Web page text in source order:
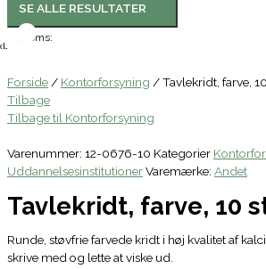
SE ALLE RESULTATER
Moms:
Forside/ Kontorforsyning / Tavlekridt, farve,
Tilbage
Tilbage til Kontorforsyning
Varenummer: 12-0676-10 Kategorier
UddannelsesinstitutionerVaremærke: Andet
Tavlekridt, farve, 10
Runde, støvfrie farvede kridt i høj kvalitet af
skrive med og lette at viske ud.